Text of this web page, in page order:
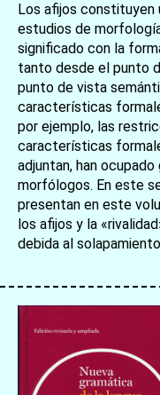
Los afijos constituyen
estudios de
significado con la
tanto desde el punto
punto de vista
características
por ejemplo, las
características
adjuntan, han
morfólogos. En este
presentan en este
los afijos y la
debida al